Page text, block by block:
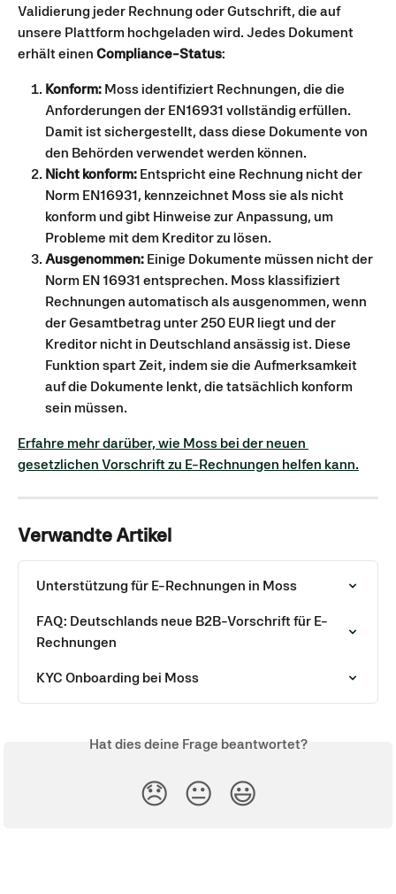
Validierung jeder Rechnung oder Gutschrift, die auf
unsere Plattform hochgeladen wird. Jedes Dokument
erhält einen Compliance-Status:
Konform: Moss identifiziert Rechnungen, die die
Anforderungen der EN16931 vollständig erfüllen.
Damit ist sichergestellt, dass diese Dokumente von
den Behörden verwendet werden können.
Nicht konform: Entspricht eine Rechnung nicht der
Norm EN16931, kennzeichnet Moss sie als nicht
konform und gibt Hinweise zur Anpassung, um
Probleme mit dem Kreditor zu lösen.
Ausgenommen: Einige Dokumente müssen nicht der
Norm EN 16931 entsprechen. Moss klassifiziert
Rechnungen automatisch als ausgenommen, wenn
der Gesamtbetrag unter 250 EUR liegt und der
Kreditor nicht in Deutschland ansässig ist. Diese
Funktion spart Zeit, indem sie die Aufmerksamkeit
auf die Dokumente lenkt, die tatsächlich konform
sein müssen.
Erfahre mehr darüber, wie Moss bei der neuen
gesetzlichen Vorschrift zu E-Rechnungen helfen kann.
Verwandte Artikel
Unterstützung für E-Rechnungen in Moss
FAQ: Deutschlands neue B2B-Vorschrift für E-
Rechnungen
KYC Onboarding bei Moss
Hat dies deine Frage beantwortet?
😞 😐 😃